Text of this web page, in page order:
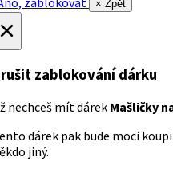
× Zpět
zablokování dárku
nechceš mít dárek Mašličky
dárek pak bude moci
jiný.